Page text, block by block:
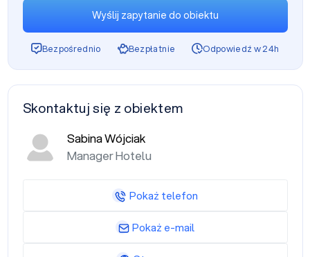
Wyślij zapytanie do obiektu
Bezpośrednio Bezpłatnie Odpowiedź w 24h
Skontaktuj się z obiektem
Sabina Wójciak
Manager Hotelu
Pokaż telefon
Pokaż e-mail